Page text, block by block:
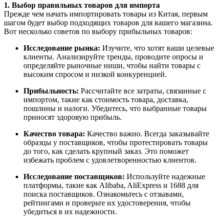
1. Выбор правильных товаров для импорта
Прежде чем начать импортировать товары из Китая, первым
шагом будет выбор подходящих товаров для вашего магазина.
Вот несколько советов по выбору прибыльных товаров:
Исследование рынка: Изучите, что хотят ваши целевые
клиенты. Анализируйте тренды, проводите опросы и
определяйте рыночные ниши, чтобы найти товары с
высоким спросом и низкой конкуренцией.
Прибыльность: Рассчитайте все затраты, связанные с
импортом, такие как стоимость товара, доставка,
пошлины и налоги. Убедитесь, что выбранные товары
приносят здоровую прибыль.
Качество товара: Качество важно. Всегда заказывайте
образцы у поставщиков, чтобы протестировать товары
до того, как сделать крупный заказ. Это поможет
избежать проблем с удовлетворенностью клиентов.
Исследование поставщиков: Используйте надежные
платформы, такие как Alibaba, AliExpress и 1688 для
поиска поставщиков. Ознакомьтесь с отзывами,
рейтингами и проверьте их удостоверения, чтобы
убедиться в их надежности.